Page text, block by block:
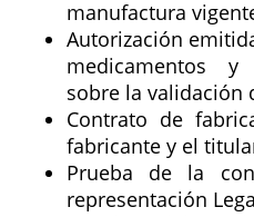
manufactura
Autorización
medicamentos y
sobre la validación
Contrato de
fabricante y el
Prueba de la
representación